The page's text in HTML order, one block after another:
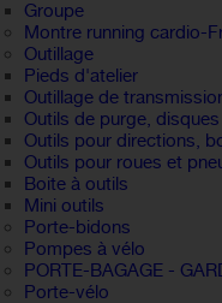
Groupe
Montre running cardio-
Outillage
Pieds d'atelier
Outillage de
Outils de purge,
Outils pour directions,
Outils pour roues et
Boite à outils
Mini outils
Porte-bidons
Pompes à vélo
PORTE-BAGAGE -
Porte-vélo